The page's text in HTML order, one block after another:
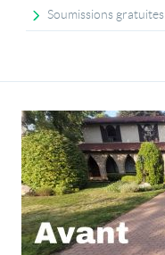
Soumissions gratuites